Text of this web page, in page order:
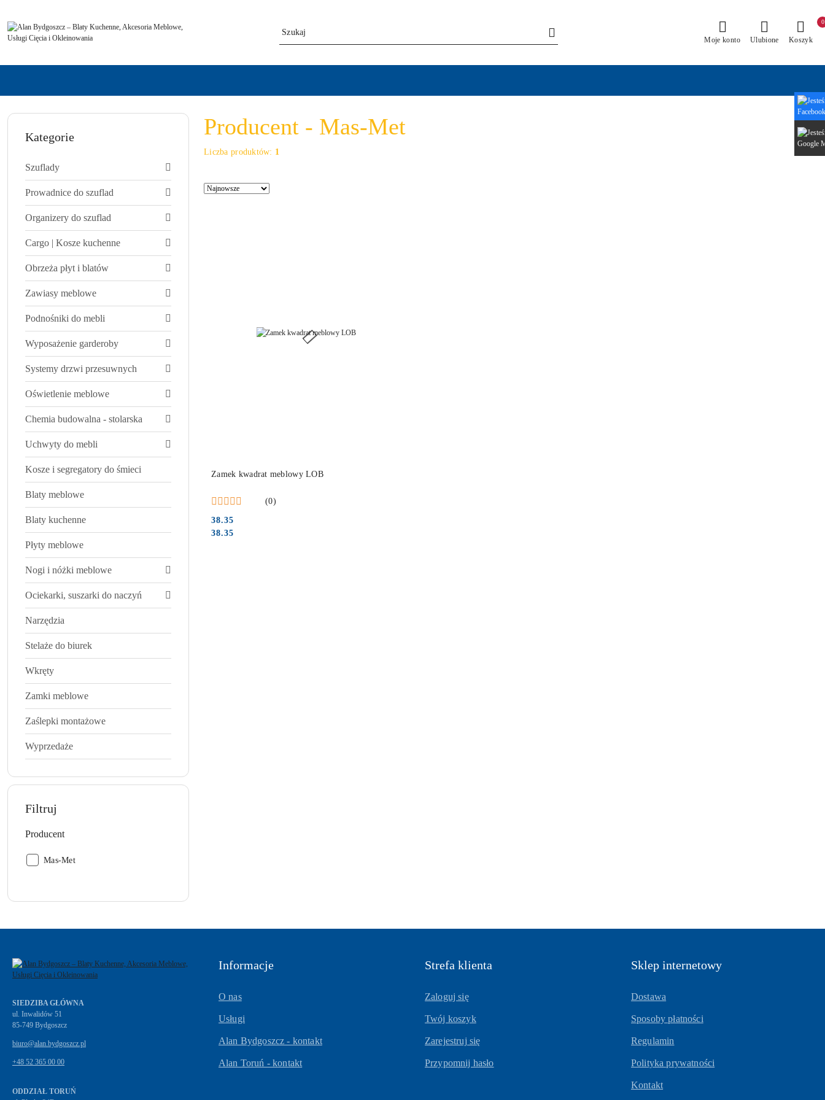
Moje konto Ulubione Koszyk
0
Kategorie
Szuflady
Prowadnice do szuflad
Organizery do szuflad
Cargo | Kosze kuchenne
Obrzeża płyt i blatów
Zawiasy meblowe
Podnośniki do mebli
Wyposażenie garderoby
Systemy drzwi przesuwnych
Oświetlenie meblowe
Chemia budowalna - stolarska
Uchwyty do mebli
Kosze i segregatory do śmieci
Blaty meblowe
Blaty kuchenne
Płyty meblowe
Nogi i nóżki meblowe
Ociekarki, suszarki do naczyń
Narzędzia
Stelaże do biurek
Wkręty
Zamki meblowe
Zaślepki montażowe
Wyprzedaże
Filtruj
Producent
Producent:
Mas-Met
Producent - Mas-Met
Liczba produktów: 1
Zastosowano
Sortuj
Zamek kwadrat meblowy LOB
(0)
Cena:
38.35
Cena:
38.35
DO KOSZYKA
SIEDZIBA GŁÓWNA
ul. Inwalidów 51
biuro@alan.bydgoszcz.pl
+48 52 365 00 00
ODDZIAŁ TORUŃ
Informacje
O nas
Usługi
Alan Bydgoszcz - kontakt
Alan Toruń - kontakt
Strefa klienta
Zaloguj się
Twój koszyk
Zarejestruj się
Przypomnij hasło
Sklep internetowy
Dostawa
Sposoby płatności
Regulamin
Polityka prywatności
Kontakt